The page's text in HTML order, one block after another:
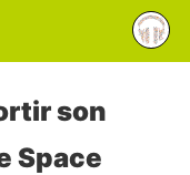
son
Space